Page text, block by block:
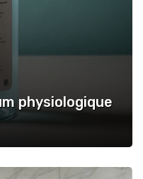
physiologique